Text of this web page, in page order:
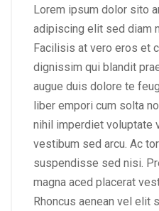
Lorem ipsum dolor sito
adipiscing elit sed diam
Facilisis at vero eros et
dignissim qui blandit
augue duis dolore te
liber empori cum solta
nihil imperdiet voluptate
vestibum sed arcu. Ac
suspendisse sed nisi.
magna aced placerat
Rhoncus aenean vel elit